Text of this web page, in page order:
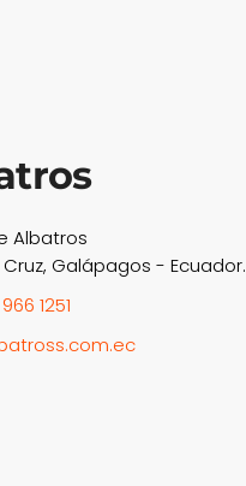
Albatros
Galápagos - Ecuador.
1251